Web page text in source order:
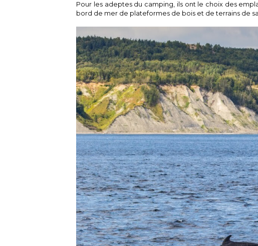
Pour les adeptes du camping, ils ont le choix des
bord de mer de plateformes de bois et de terrains de